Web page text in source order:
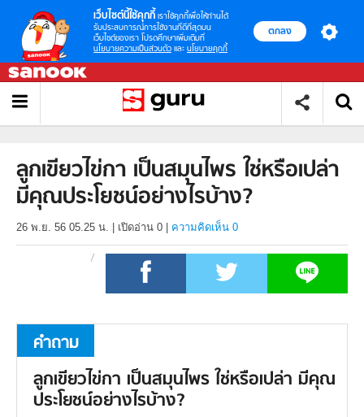
เว็บไซต์นี้ใช้คุกกี้ เราใช้คุกกี้เพื่อให้ท่านได้
รับประสบการณ์การใช้งานที่ดีที่สุดบน
เว็บไซต์ของเรา โปรดศึกษาเพิ่มเติมที่
นโยบายความเป็นส่วนตัว และ นโยบายคุกกี้
ตกลง
ลูกเขียวไข่กา เป็นสมุนไพร ใช่หรือเปล่า
มีคุณประโยชน์อย่างไรบ้าง?
26 พ.ย. 56 05.25 น. เปิดอ่าน 0 ความคิดเห็น 0
คำถาม
ลูกเขียวไข่กา เป็นสมุนไพร ใช่หรือเปล่า มีคุณ
ประโยชน์อย่างไรบ้าง?